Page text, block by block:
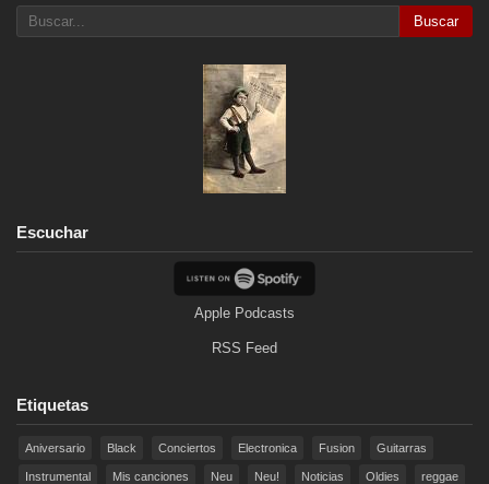
Buscar
Escuchar
Apple Podcasts
RSS Feed
Etiquetas
Aniversario Black Conciertos Electronica Fusion Guitarras
Instrumental Mis canciones Neu Neu! Noticias Oldies reggae